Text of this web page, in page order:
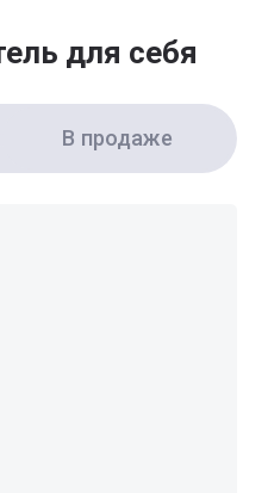
для себя
В продаже